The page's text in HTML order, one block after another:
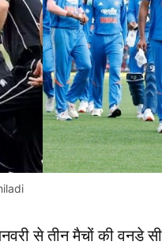
से तीन मैचों की वनडे